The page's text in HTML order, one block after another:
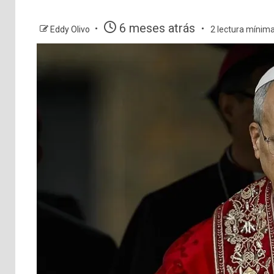
Eddy Olivo 6 meses atrás 2 lectura